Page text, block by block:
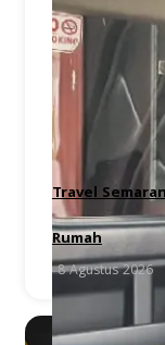
Travel
Rumah
8 Agustus 2026